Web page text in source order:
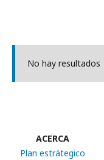
No hay resultados
ACERCA
Plan estrátegico